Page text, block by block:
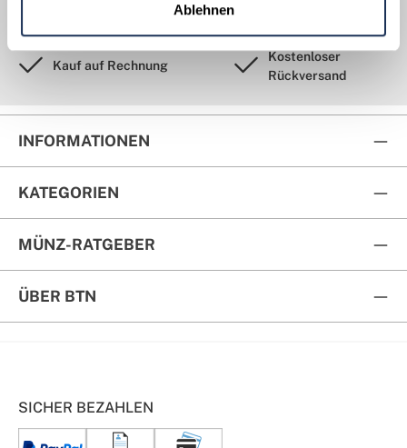
Ablehnen
Kauf auf Rechnung
Kostenloser
Rückversand
INFORMATIONEN
KATEGORIEN
MÜNZ-RATGEBER
ÜBER BTN
SICHER BEZAHLEN